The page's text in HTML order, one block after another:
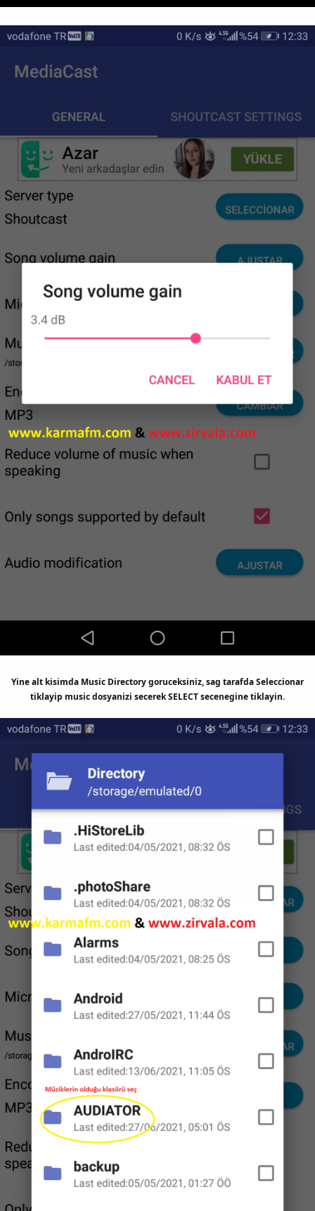
Yine alt kisimda Music Directory goruceksiniz, sag tarafda Seleccionar
tiklayip music dosyanizi secerek SELECT secenegine tiklayin.